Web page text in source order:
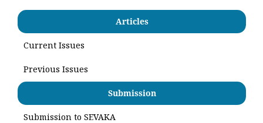
Articles
Current Issues
Previous Issues
Submission
Submission to SEVAKA